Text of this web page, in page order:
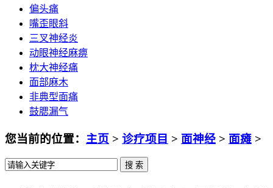
偏头痛
嘴歪眼斜
三叉神经炎
动眼神经麻痹
枕大神经痛
面部麻木
非典型面痛
鼓腮漏气
您当前的位置： 主页 > 诊疗项目 > 面神经 > 面瘫 >